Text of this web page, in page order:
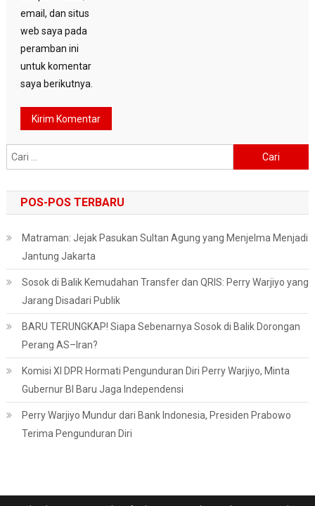
email, dan situs
web saya pada
peramban ini
untuk komentar
saya berikutnya.
untuk:
POS-POS TERBARU
Matraman: Jejak Pasukan Sultan Agung yang Menjelma Menjadi
Jantung Jakarta
Sosok di Balik Kemudahan Transfer dan QRIS: Perry Warjiyo yang
Jarang Disadari Publik
BARU TERUNGKAP! Siapa Sebenarnya Sosok di Balik Dorongan
Perang AS–Iran?
Komisi XI DPR Hormati Pengunduran Diri Perry Warjiyo, Minta
Gubernur BI Baru Jaga Independensi
Perry Warjiyo Mundur dari Bank Indonesia, Presiden Prabowo
Terima Pengunduran Diri